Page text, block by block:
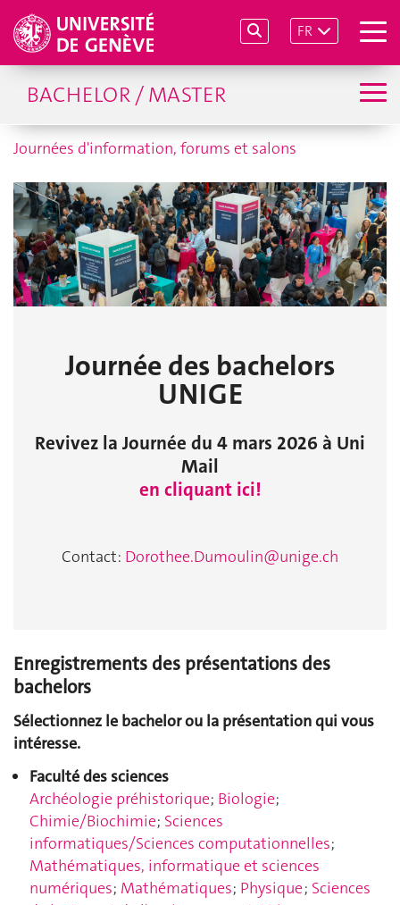
FR
BACHELOR / MASTER
Journées d'information, forums et salons
Journée des bachelors
UNIGE
Revivez la Journée du 4 mars 2026 à Uni
Mail
en cliquant ici!
Contact: Dorothee.Dumoulin@unige.ch
Enregistrements des présentations des
bachelors
Sélectionnez le bachelor ou la présentation qui vous
intéresse.
Faculté des sciences
Archéologie préhistorique; Biologie;
Chimie/Biochimie; Sciences
informatiques/Sciences computationnelles;
Mathématiques, informatique et sciences
numériques; Mathématiques; Physique; Sciences